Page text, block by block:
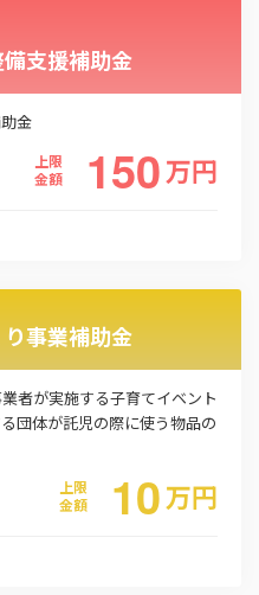
支援補助金
金
上限
金額
150万円
事業補助金
者が実施する子育てイベント
団体が託児の際に使う物品の
上限
金額
10万円